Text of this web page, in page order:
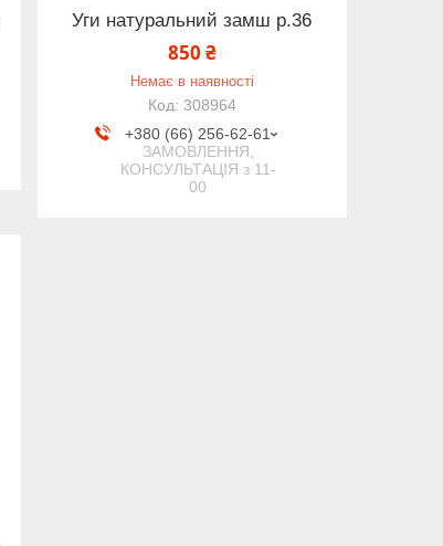
Уги натуральний замш р.36
850 ₴
Немає в наявності
308964
+380 (66) 256-62-61
ЗАМОВЛЕННЯ,
КОНСУЛЬТАЦІЯ з 11-
00